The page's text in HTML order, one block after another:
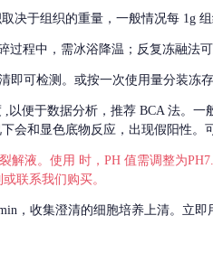
决于组织的重量，一般情况每 1g
过程中，需冰浴降温；反复冻融法可
即可检测。或按一次使用量分装冻存
,以便于数据分析，推荐 BCA 法。
和显色底物反应，出现假阳性。
解液。使用 时，PH 值需调整为
联系我们购买。
，收集澄清的细胞培养上清。立